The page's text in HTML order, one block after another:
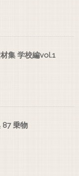
集 学校編vol.1
87 乗物